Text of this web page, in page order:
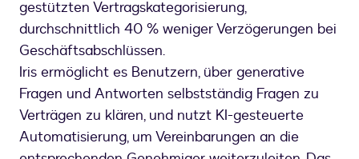
gestützten Vertragskategorisierung,
durchschnittlich 40 % weniger Verzögerungen bei
Geschäftsabschlüssen.
Iris ermöglicht es Benutzern, über generative
Fragen und Antworten selbstständig Fragen zu
Verträgen zu klären, und nutzt KI-gesteuerte
Automatisierung, um Vereinbarungen an die